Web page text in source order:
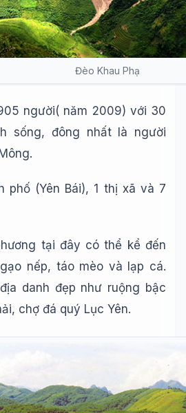
Đèo Khau Phạ
người( năm 2009) với 30
sống, đông nhất là người
phố (Yên Bái), 1 thị xã và 7
tại đây có thể kể đến
nếp, táo mèo và lạp cá.
danh đẹp như ruộng bậc
chợ đá quý Lục Yên.